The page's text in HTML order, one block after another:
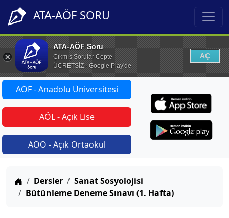
ATA-AÖF SORU
ATA-AÖF Soru
Çıkmış Sorular Cepte
ÜCRETSİZ - Google Play'de
AÇ
AÖF - Anadolu Üniversitesi
AÖL - Açık Lise
AÖO - Açık Ortaokul
Anasayfa
Dersler
Sanat Sosyolojisi
Bütünleme Deneme Sınavı (1. Hafta)